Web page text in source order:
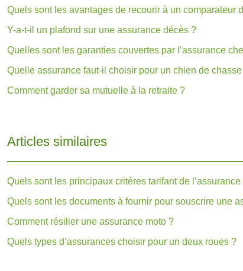
Quels sont les avantages de recourir à un comparateur
Y-a-t-il un plafond sur une assurance décès ?
Quelles sont les garanties couvertes par l’assurance
Quelle assurance faut-il choisir pour un chien de
Comment garder sa mutuelle à la retraite ?
Articles similaires
Quels sont les principaux critères tarifant de l’assurance
Quels sont les documents à fournir pour souscrire une
Comment résilier une assurance moto ?
Quels types d’assurances choisir pour un deux roues ?